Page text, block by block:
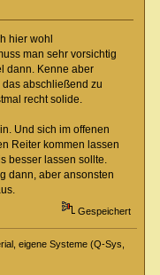
hier wohl
man sehr vorsichtig
dann. Kenne aber
abschließend zu
recht solide.
Und sich im offenen
Reiter kommen lassen
besser lassen sollte.
dann, aber ansonsten
Gespeichert
eigene Systeme (Q-Sys,